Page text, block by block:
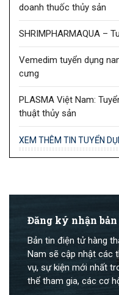
doanh thuốc thủy sản
SHRIMPHARMAQUA –
Vemedim tuyển dụng
cưng
PLASMA Việt Nam:
thuật thủy sản
XEM THÊM TIN TUYỂN
Đăng ký nhận
Bản tin điện tử hàng
Nam sẽ cập nhật các
vụ, sự kiện mới nhất
thể tham gia, các cơ